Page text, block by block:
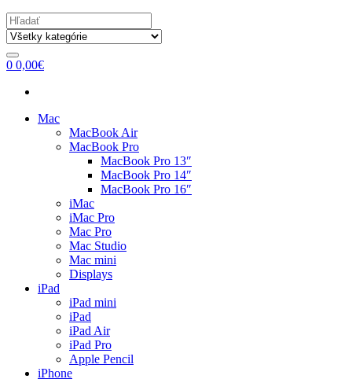
Search
for:
0 0,00€
Mac
MacBook Air
MacBook Pro
MacBook Pro 13″
MacBook Pro 14″
MacBook Pro 16″
iMac
iMac Pro
Mac Pro
Mac Studio
Mac mini
Displays
iPad
iPad mini
iPad
iPad Air
iPad Pro
Apple Pencil
iPhone